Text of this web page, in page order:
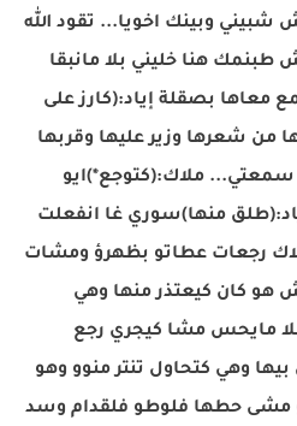
شبيني وبينك اخويا... تقود الله
هنا خليني بلا مانبقا
معاها بصقلة إياد:(كارز على
شعرها وزير عليها وقربها
سمعتي... ملاك:(كتوجع*)ايو
منها)سوري غا انفعلت
رجعات عطاتو بظهرؤ ومشات
هو كان كيعتذر منها وهي
مايحس مشا كيجري رجع
وهي كتحاول تنتر منوو وهو
مشى حطها فلوطو فلقدام وسد